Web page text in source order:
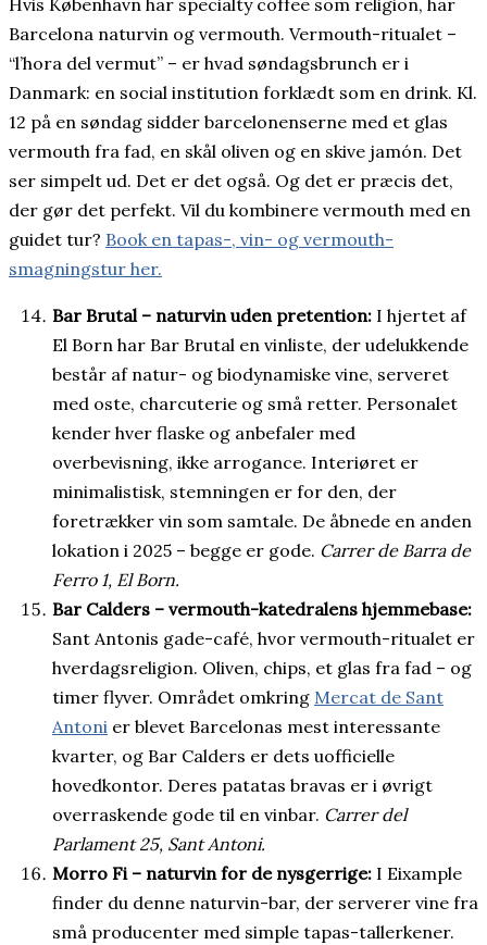
Hvis København har specialty coffee som religion, har
Barcelona naturvin og vermouth. Vermouth-ritualet –
“l’hora del vermut” – er hvad søndagsbrunch er i
Danmark: en social institution forklædt som en drink. Kl.
12 på en søndag sidder barcelonenserne med et glas
vermouth fra fad, en skål oliven og en skive jamón. Det
ser simpelt ud. Det er det også. Og det er præcis det,
der gør det perfekt. Vil du kombinere vermouth med en
guidet tur? Book en tapas-, vin- og vermouth-
smagningstur her.
Bar Brutal – naturvin uden pretention: I hjertet af
El Born har Bar Brutal en vinliste, der udelukkende
består af natur- og biodynamiske vine, serveret
med oste, charcuterie og små retter. Personalet
kender hver flaske og anbefaler med
overbevisning, ikke arrogance. Interiøret er
minimalistisk, stemningen er for den, der
foretrækker vin som samtale. De åbnede en anden
lokation i 2025 – begge er gode. Carrer de Barra de
Ferro 1, El Born.
Bar Calders – vermouth-katedralens hjemmebase:
Sant Antonis gade-café, hvor vermouth-ritualet er
hverdagsreligion. Oliven, chips, et glas fra fad – og
timer flyver. Området omkring Mercat de Sant
Antoni er blevet Barcelonas mest interessante
kvarter, og Bar Calders er dets uofficielle
hovedkontor. Deres patatas bravas er i øvrigt
overraskende gode til en vinbar. Carrer del
Parlament 25, Sant Antoni.
Morro Fi – naturvin for de nysgerrige: I Eixample
finder du denne naturvin-bar, der serverer vine fra
små producenter med simple tapas-tallerkener.